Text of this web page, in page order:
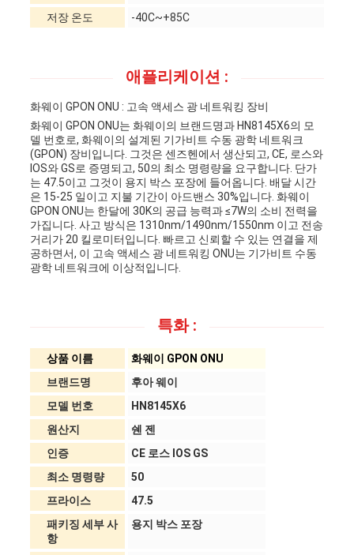
저장 온도
-40C~+85C
애플리케이션 :
화웨이 GPON ONU : 고속 액세스 광 네트워킹 장비
화웨이 GPON ONU는 화웨이의 브랜드명과 HN8145X6의 모
델 번호로, 화웨이의 설계된 기가비트 수동 광학 네트워크
(GPON) 장비입니다. 그것은 센즈헨에서 생산되고, CE, 로스와
IOS와 GS로 증명되고, 50의 최소 명령량을 요구합니다. 단가
는 47.5이고 그것이 용지 박스 포장에 들어옵니다. 배달 시간
은 15-25 일이고 지불 기간이 아드밴스 30%입니다. 화웨이
GPON ONU는 한달에 30K의 공급 능력과 ≤7W의 소비 전력을
가집니다. 사고 방식은 1310nm/1490nm/1550nm 이고 전송
거리가 20 킬로미터입니다. 빠르고 신뢰할 수 있는 연결을 제
공하면서, 이 고속 액세스 광 네트워킹 ONU는 기가비트 수동
광학 네트워크에 이상적입니다.
특화 :
상품 이름
화웨이 GPON ONU
브랜드명
후아 웨이
모델 번호
HN8145X6
원산지
쉔 젠
인증
CE 로스 IOS GS
최소 명령량
50
프라이스
47.5
패키징 세부 사
항
용지 박스 포장